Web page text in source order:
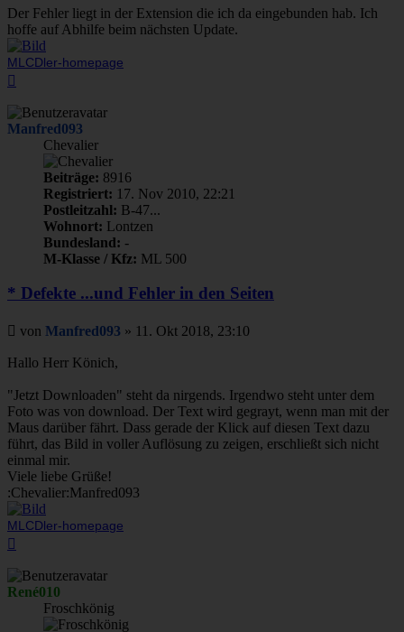
Der Fehler liegt in der Extension die ich da eingebunden hab. Ich
hoffe auf Abhilfe beim nächsten Update.
MLCDler-homepage
Manfred093
Chevalier
Beiträge: 8916
Registriert: 17. Nov 2010, 22:21
Postleitzahl: B-47...
Wohnort: Lontzen
Bundesland: -
M-Klasse / Kfz: ML 500
* Defekte ...und Fehler in den Seiten
Beitrag
von Manfred093 » 11. Okt 2018, 23:10
Hallo Herr Könich,
"Jetzt Downloaden" steht da nirgends. Irgendwo steht unter dem
Foto was von download. Der Text wird gegrayt, wenn man mit der
Maus darüber fährt. Dass gerade der Klick auf diesen Text dazu
führt, das Bild in voller Auflösung zu zeigen, erschließt sich nicht
einmal mir.
Viele liebe Grüße!
:Chevalier:Manfred093
MLCDler-homepage
René010
Froschkönig